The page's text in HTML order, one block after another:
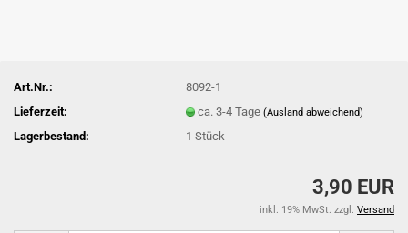
Art.Nr.:
8092-1
Lieferzeit:
ca. 3-4 Tage(Ausland abweichend)
Lagerbestand: 1Stück
3,90 EUR
inkl. 19% MwSt. zzgl. Versand